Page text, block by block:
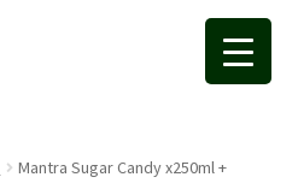
Mantra Sugar Candy x250ml +